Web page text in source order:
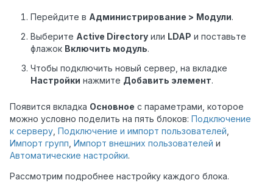
Перейдите в Администрирование > Модули.
Выберите Active Directory или LDAP и поставьте
флажок Включить модуль.
Чтобы подключить новый сервер, на вкладке
Настройки нажмите Добавить элемент.
Появится вкладка Основное с параметрами, которое
можно условно поделить на пять блоков: Подключение
к серверу Подключение и импорт пользователей
Импорт групп Импорт внешних пользователей и
Автоматические настройки.
Рассмотрим подробнее настройку каждого блока.